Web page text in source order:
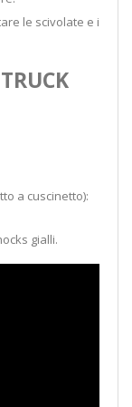
le scivolate e i
a cuscinetto):
gialli.